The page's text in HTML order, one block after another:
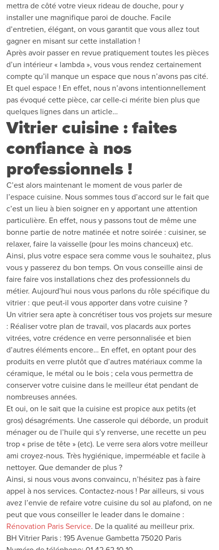
mettra de côté votre vieux rideau de douche, pour y
installer une magnifique paroi de douche. Facile
d’entretien, élégant, on vous garantit que vous allez tout
gagner en misant sur cette installation !
Après avoir passer en revue pratiquement toutes les pièces
d’un intérieur « lambda », vous vous rendez certainement
compte qu’il manque un espace que nous n’avons pas cité.
Et quel espace ! En effet, nous n’avons intentionnellement
pas évoqué cette pièce, car celle-ci mérite bien plus que
quelques lignes dans un article…
Vitrier cuisine : faites
confiance à nos
professionnels !
C’est alors maintenant le moment de vous parler de
l’espace cuisine. Nous sommes tous d’accord sur le fait que
c’est un lieu à bien soigner en y apportant une attention
particulière. En effet, nous y passons tout de même une
bonne partie de notre matinée et notre soirée : cuisiner, se
relaxer, faire la vaisselle (pour les moins chanceux) etc.
Ainsi, plus votre espace sera comme vous le souhaitez, plus
vous y passerez du bon temps. On vous conseille ainsi de
faire faire vos installations chez des professionnels du
métier. Aujourd’hui nous vous parlons du rôle spécifique du
vitrier : que peut-il vous apporter dans votre cuisine ?
Un vitrier sera apte à concrétiser tous vos projets sur mesure
: Réaliser votre plan de travail, vos placards aux portes
vitrées, votre crédence en verre personnalisée et bien
d’autres éléments encore… En effet, en optant pour des
produits en verre plutôt que d’autres matériaux comme la
céramique, le métal ou le bois ; cela vous permettra de
conserver votre cuisine dans le meilleur état pendant de
nombreuses années.
Et oui, on le sait que la cuisine est propice aux petits (et
gros) désagréments. Une casserole qui déborde, un produit
ménager ou de l’huile qui s’y renverse, une recette un peu
trop « prise de tête » (etc). Le verre sera alors votre meilleur
ami croyez-nous. Très hygiénique, imperméable et facile à
nettoyer. Que demander de plus ?
Ainsi, si nous vous avons convaincu, n’hésitez pas à faire
appel à nos services. Contactez-nous ! Par ailleurs, si vous
avez l’envie de refaire votre cuisine du sol au plafond, on ne
peut que vous conseiller le leader dans le domaine :
Rénovation Paris Service. De la qualité au meilleur prix.
BH Vitrier Paris : 195 Avenue Gambetta 75020 Paris